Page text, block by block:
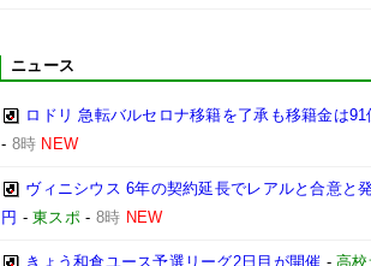
ニュース
ロドリ 急転バルセロナ移籍を了承も移籍金は
- 8時 NEW
ヴィニシウス 6年の契約延長でレアルと合意
円 -東スポ- 8時 NEW
きょう和倉ユース予選リーグ2日目が開催 -高